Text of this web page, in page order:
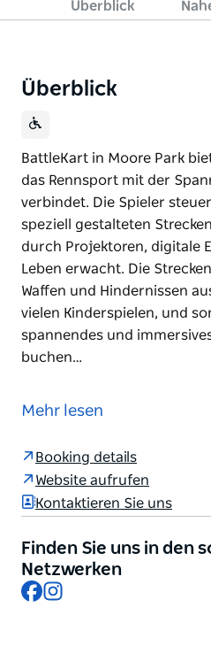
Überblick
Überblick
BattleKart in Moore Park
das Rennsport mit der
verbindet. Die Spieler
speziell gestalteten
durch Projektoren, digitale
Leben erwacht. Die
Waffen und Hindernissen
vielen Kinderspielen, und
spannendes und
buchen…
das Rennsport mit der
durch Projektoren, digitale
Leben erwacht. Die
Waffen und Hindernissen
spannendes und
buchen unter
Mehr lesen
Booking details
Website aufrufen
Kontaktieren Sie uns
Finden Sie uns in den
Netzwerken
Facebook